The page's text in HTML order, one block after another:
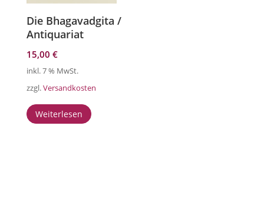
Die Bhagavadgita /
Antiquariat
15,00 €
inkl. 7 % MwSt.
zzgl.Versandkosten
Weiterlesen